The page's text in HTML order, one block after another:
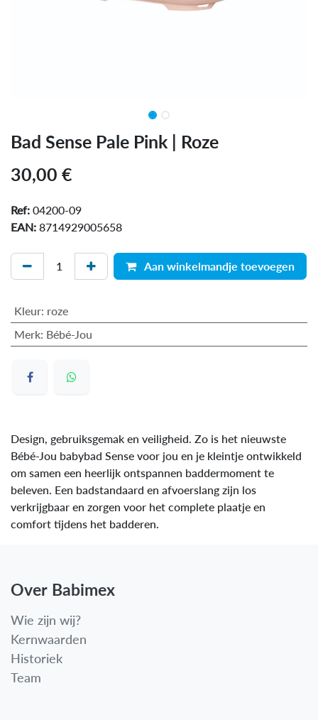
Bad Sense Pale Pink | Roze
30,00 €
Ref: 04200-09
EAN: 8714929005658
Aan winkelmandje toevoegen
Kleur: roze
Merk: Bébé-Jou
Design, gebruiksgemak en veiligheid. Zo is het nieuwste
Bébé-Jou babybad Sense voor jou en je kleintje ontwikkeld
om samen een heerlijk ontspannen baddermoment te
beleven. Een badstandaard en afvoerslang zijn los
verkrijgbaar en zorgen voor het complete plaatje en
comfort tijdens het badderen.
Over Babimex
Wie zijn wij?
Kernwaarden
Historiek
Team